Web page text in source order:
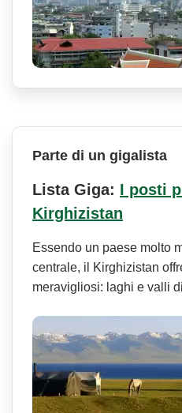
Parte di un gigalista
Lista Giga: I posti
Kirghizistan
Essendo un paese molto
centrale, il Kirghizistan
meravigliosi: laghi e valli